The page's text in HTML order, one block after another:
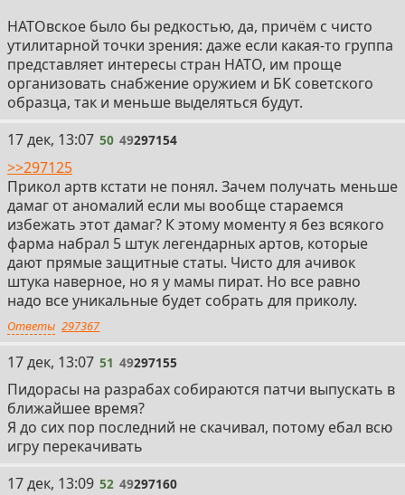
НАТОвское было бы редкостью, да, причём с чисто
утилитарной точки зрения: даже если какая-то группа
представляет интересы стран НАТО, им проще
организовать снабжение оружием и БК советского
образца, так и меньше выделяться будут.
50
17 дек, 13:07 50 49297154
>>297125
Прикол артв кстати не понял. Зачем получать меньше
дамаг от аномалий если мы вообще стараемся
избежать этот дамаг? К этому моменту я без всякого
фарма набрал 5 штук легендарных артов, которые
дают прямые защитные статы. Чисто для ачивок
штука наверное, но я у мамы пират. Но все равно
надо все уникальные будет собрать для приколу.
Ответы 297367
51
17 дек, 13:07 51 49297155
Пидорасы на разрабах собираются патчи выпускать в
ближайшее время?
Я до сих пор последний не скачивал, потому ебал всю
игру перекачивать
52
17 дек, 13:09 52 49297160